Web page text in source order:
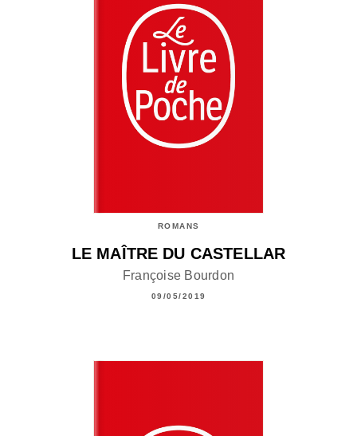
ROMANS
LE MAÎTRE DU CASTELLAR
Françoise Bourdon
09/05/2019